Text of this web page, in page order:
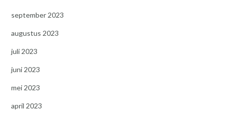
september 2023
augustus 2023
juli 2023
juni 2023
mei 2023
april 2023